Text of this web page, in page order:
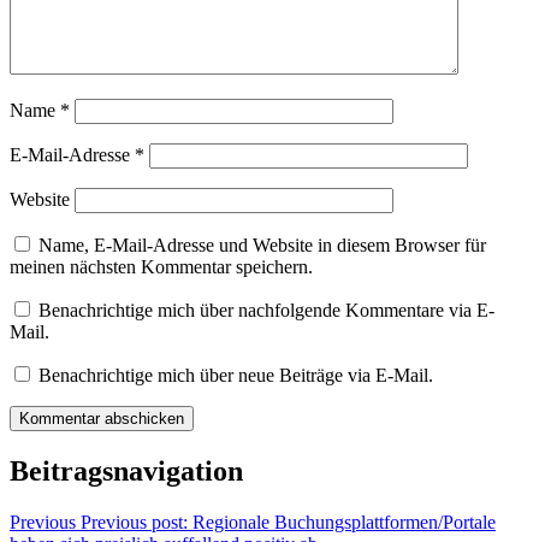
Name *
E-Mail-Adresse *
Website
Name, E-Mail-Adresse und Website in diesem Browser für
meinen nächsten Kommentar speichern.
Benachrichtige mich über nachfolgende Kommentare via E-
Mail.
Benachrichtige mich über neue Beiträge via E-Mail.
Beitragsnavigation
Previous Previous post: Regionale Buchungsplattformen/Portale